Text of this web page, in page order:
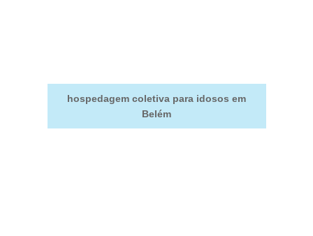
hospedagem coletiva para idosos em
Belém